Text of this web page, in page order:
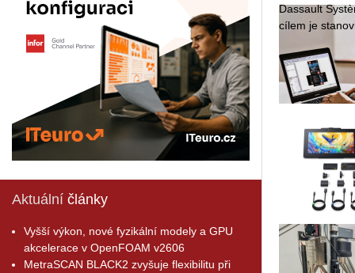
Aktuální články
Vyšší výkon, nové fyzikální modely a GPU
akcelerace v OpenFOAM v2606
MetraSCAN BLACK2 zvyšuje flexibilitu při
Das­sault
cílem je